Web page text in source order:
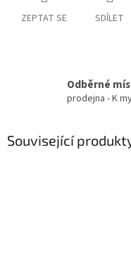
ZEPTAT SE SDÍLET
Odběrné
prodejna - K
Související